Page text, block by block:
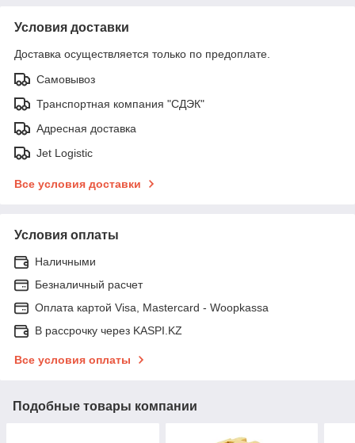
Условия доставки
Доставка осуществляется только по предоплате.
Самовывоз
Транспортная компания "СДЭК"
Адресная доставка
Jet Logistic
Все условия доставки
Условия оплаты
Наличными
Безналичный расчет
Оплата картой Visa, Mastercard - Woopkassa
В рассрочку через KASPI.KZ
Все условия оплаты
Подобные товары компании